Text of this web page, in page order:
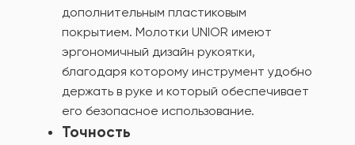
дополнительным пластиковым
покрытием. Молотки UNIOR имеют
эргономичный дизайн рукоятки,
благодаря которому инструмент удобно
держать в руке и который обеспечивает
его безопасное использование.
Точность